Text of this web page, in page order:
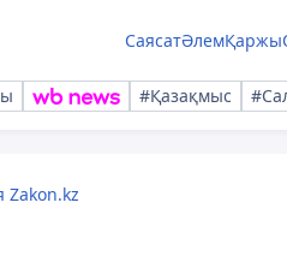
СаясатӘлемҚаржы
#Қазақмыс
Zakon.kz